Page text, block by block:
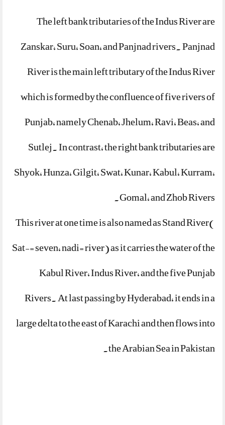
The left bank tributaries of the Indus River are
Zanskar, Suru, Soan, and Panjnad rivers. Panjnad
River is the main left tributary of the Indus River
which is formed by the confluence of five rivers of
Punjab, namely Chenab, Jhelum, Ravi, Beas, and
Sutlej. In contrast, the right bank tributaries are
Shyok, Hunza, Gilgit, Swat, Kunar, Kabul, Kurram,
Gomal, and Zhob Rivers.
This river at one time is also named as Stand River(
Sat-= seven, nadi= river) as it carries the water of the
Kabul River, Indus River, and the five Punjab
Rivers. At last passing by Hyderabad, it ends in a
large delta to the east of Karachi and then flows into
the Arabian Sea in Pakistan.